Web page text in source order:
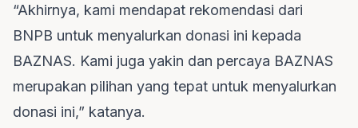
“Akhirnya, kami mendapat rekomendasi dari
BNPB untuk menyalurkan donasi ini kepada
BAZNAS. Kami juga yakin dan percaya BAZNAS
merupakan pilihan yang tepat untuk menyalurkan
donasi ini,” katanya.